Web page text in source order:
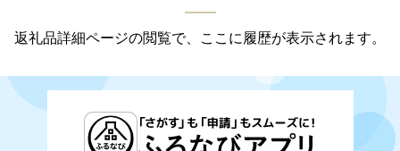
返礼品詳細ページの閲覧で、ここに履歴が表示されます。